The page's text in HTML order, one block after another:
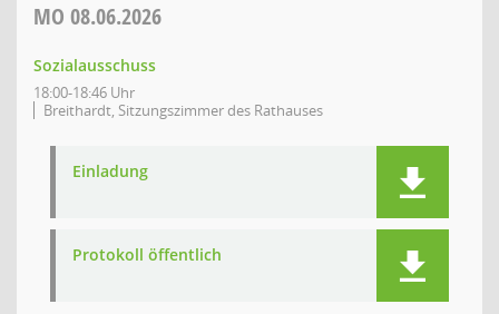
MO 08.06.2026
Sozialausschuss
18:00-18:46 Uhr
Breithardt, Sitzungszimmer des Rathauses
Einladung
Protokoll öffentlich